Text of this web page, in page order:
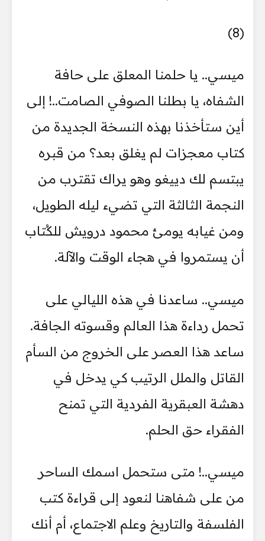
(8)
ميسي.. يا حلمنا المعلق على حافة
الشفاه، يا بطلنا الصوفي الصامت..! إلى
أين ستأخذنا بهذه النسخة الجديدة من
كتاب معجزات لم يغلق بعد؟ من قبره
يبتسم لك دييغو وهو يراك تقترب من
النجمة الثالثة التي تضيء ليله الطويل،
ومن غيابه يومئ محمود درويش للكُتاب
أن يستمروا في هجاء الوقت والآلة.
ميسي.. ساعدنا في هذه الليالي على
تحمل رداءة هذا العالم وقسوته الجافة.
ساعد هذا العصر على الخروج من السأم
القاتل والملل الرتيب كي يدخل في
دهشة العبقرية الفردية التي تمنح
الفقراء حق الحلم.
ميسي..! متى ستحمل اسمك الساحر
من على شفاهنا لنعود إلى قراءة كتب
الفلسفة والتاريخ وعلم الاجتماع، أم أنك